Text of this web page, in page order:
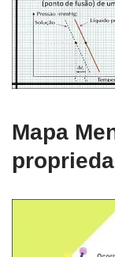
Mapa